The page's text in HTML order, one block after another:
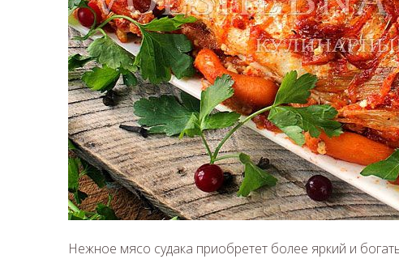
Нежное мясо судака приобретет более яркий и